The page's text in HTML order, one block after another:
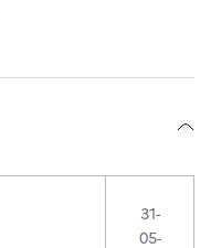
31-
05-